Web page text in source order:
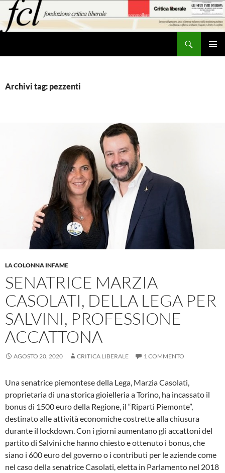
contenuto
Archivi tag: pezzenti
LA COLONNA INFAME
SENATRICE MARZIA
CASOLATI, DELLA LEGA PER
SALVINI, PROFESSIONE
ACCATTONA
AGOSTO 20, 2020 CRITICA LIBERALE 1 COMMENTO
Una senatrice piemontese della Lega, Marzia Casolati,
proprietaria di una storica gioielleria a Torino, ha incassato il
bonus di 1500 euro della Regione, il “Riparti Piemonte”,
destinato alle attività economiche costrette alla chiusura
durante il lockdown. Con i giorni aumentano gli accattoni del
partito di Salvini che hanno chiesto e ottenuto i bonus, che
siano i 600 euro del governo o i contributi per le aziende come
nel caso della senatrice Casolati, eletta in Parlamento nel 2018